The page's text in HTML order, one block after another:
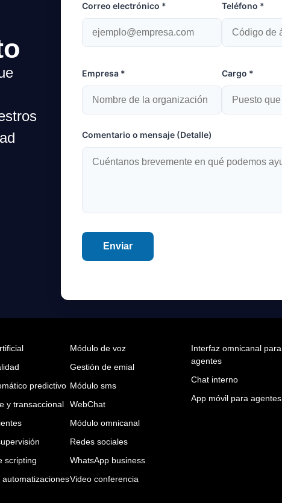
Correo electrónico * Teléfono *
Empresa * Cargo *
Comentario o mensaje (Detalle)
predictivo
y transaccional
scripting
automatizaciones
Módulo de voz
Gestión de emial
Módulo sms
WebChat
Módulo omnicanal
Redes sociales
WhatsApp business
Video conferencia
Interfaz omnicanal para
agentes
Chat interno
App móvil para agentes